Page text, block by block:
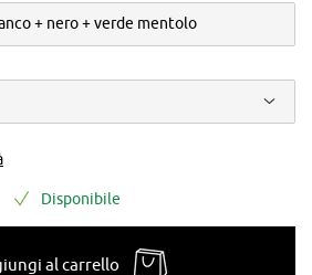
+ nero + verde mentolo
Disponibile
al carrello